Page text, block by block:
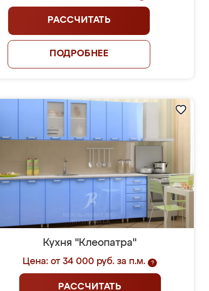
РАССЧИТАТЬ
ПОДРОБНЕЕ
Кухня "Клеопатра"
Цена: от 34 000 руб. за п.м. ?
РАССЧИТАТЬ